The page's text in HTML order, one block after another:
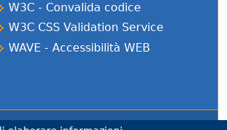
W3C - Convalida codice
W3C CSS Validation Service
WAVE - Accessibilità WEB
la scuola" - USR Lombardia.